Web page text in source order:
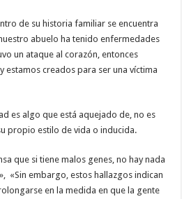
de su historia familiar se encuentra
abuelo ha tenido enfermedades
un ataque al corazón, entonces
estamos creados para ser una víctima
es algo que está aquejado de, no es
propio estilo de vida o inducida.
que si tiene malos genes, no hay nada
«Sin embargo, estos hallazgos indican
en la medida en que la gente